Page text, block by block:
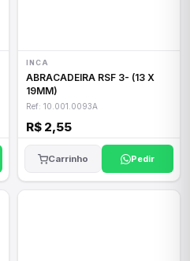
INCA
ABRACADEIRA RSF 3- (13 X
19MM)
Ref: 10.001.0093A
R$ 2,55
Carrinho Pedir